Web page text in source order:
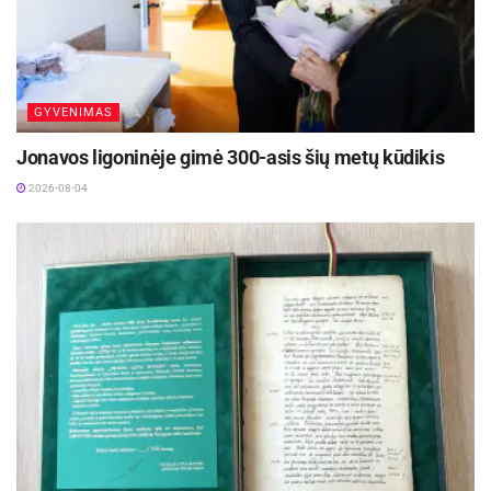
Kviečiama dalyvauti visoje Lietuvoje
vykstančiame konkurse „Tvari Lietuva“
2026-08-07
Prasidėjo Respublikinis tapytojų pleneras
„Kėdainiai abipus Nevėžio“!
2026-08-07
GYVENIMAS
Jonavos ligoninėje gimė 300-asis šių metų kūdikis
2026-08-04